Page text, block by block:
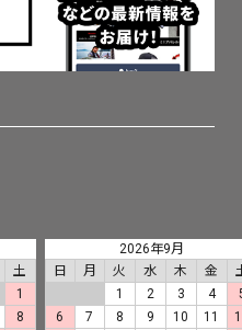
土
1
8
2026年9月
日
月 火 水 木 金
1
2 3 4
6
7 8 9 10 11